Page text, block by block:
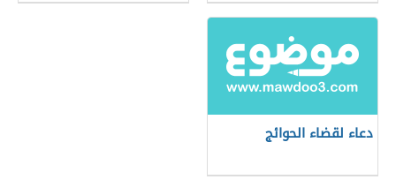
دعاء لقضاء الحوائج